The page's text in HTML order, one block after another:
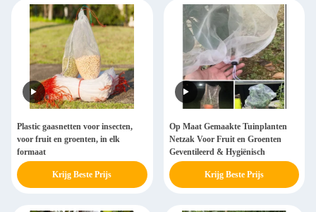
Plastic gaasnetten voor insecten,
voor fruit en groenten, in elk
formaat
Krijg Beste Prijs
Op Maat Gemaakte Tuinplanten
Netzak Voor Fruit en Groenten
Geventileerd & Hygiënisch
Krijg Beste Prijs